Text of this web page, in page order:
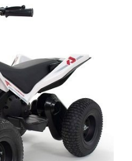
citysport2@013.net